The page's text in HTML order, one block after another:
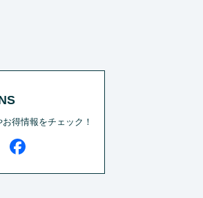
得情報をチェック！